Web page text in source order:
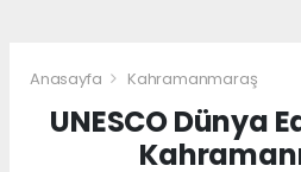
Anasayfa Kahramanmaraş
UNESCO Dünya